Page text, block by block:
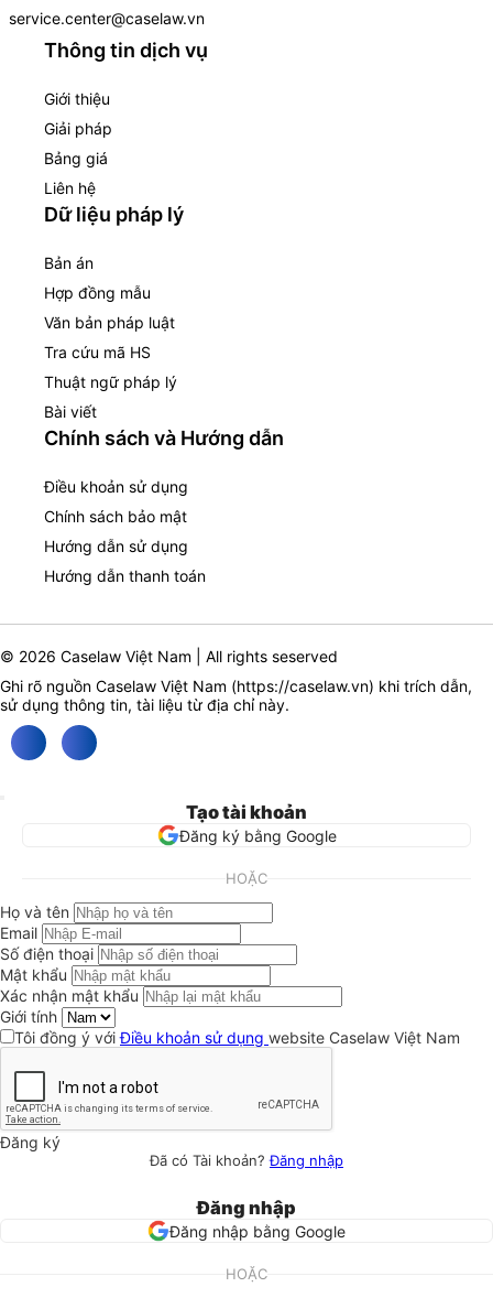
service.center@caselaw.vn
Thông tin dịch vụ
Giới thiệu
Giải pháp
Bảng giá
Liên hệ
Dữ liệu pháp lý
Bản án
Hợp đồng mẫu
Văn bản pháp luật
Tra cứu mã HS
Thuật ngữ pháp lý
Bài viết
Chính sách và Hướng dẫn
Điều khoản sử dụng
Chính sách bảo mật
Hướng dẫn sử dụng
Hướng dẫn thanh toán
© 2026 Caselaw Việt Nam | All rights seserved
Ghi rõ nguồn Caselaw Việt Nam (https://caselaw.vn) khi trích dẫn,
sử dụng thông tin, tài liệu từ địa chỉ này.
Tạo tài khoản
Đăng ký bằng Google
HOẶC
Họ và tên
Email
Số điện thoại
Mật khẩu
Xác nhận mật khẩu
Giới tính
Tôi đồng ý vớiĐiều khoản sử dụng website Caselaw Việt Nam
Đăng ký
Đã có Tài khoản?Đăng nhập
Đăng nhập
Đăng nhập bằng Google
HOẶC